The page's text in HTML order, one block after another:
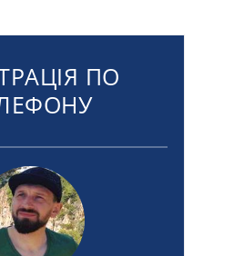
ПО